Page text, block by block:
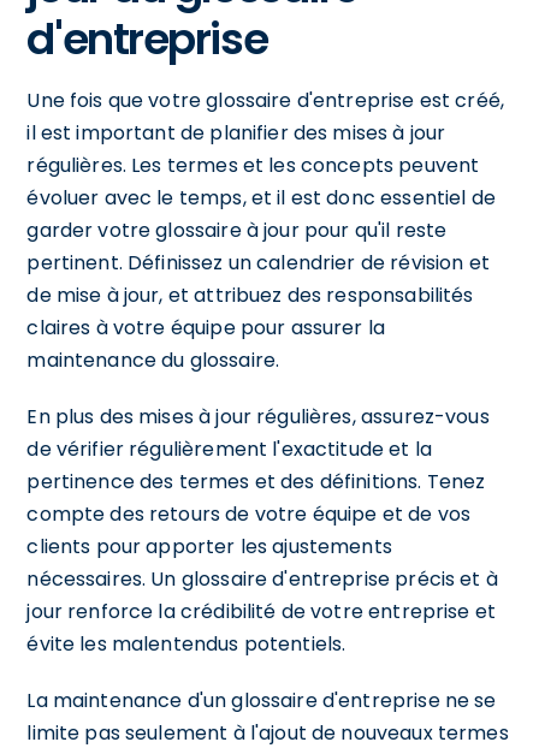
d'entreprise
Une fois que votre glossaire d'entreprise est créé,
il est important de planifier des mises à jour
régulières. Les termes et les concepts peuvent
évoluer avec le temps, et il est donc essentiel de
garder votre glossaire à jour pour qu'il reste
pertinent. Définissez un calendrier de révision et
de mise à jour, et attribuez des responsabilités
claires à votre équipe pour assurer la
maintenance du glossaire.
En plus des mises à jour régulières, assurez-vous
de vérifier régulièrement l'exactitude et la
pertinence des termes et des définitions. Tenez
compte des retours de votre équipe et de vos
clients pour apporter les ajustements
nécessaires. Un glossaire d'entreprise précis et à
jour renforce la crédibilité de votre entreprise et
évite les malentendus potentiels.
La maintenance d'un glossaire d'entreprise ne se
limite pas seulement à l'ajout de nouveaux termes